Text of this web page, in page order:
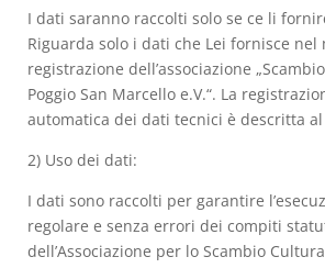
I dati saranno raccolti solo se ce li
Riguarda solo i dati che Lei fornisce nel
registrazione dell’associazione
Poggio San Marcello e.V.“. La
automatica dei dati tecnici è descritta
2) Uso dei dati:
I dati sono raccolti per garantire
regolare e senza errori dei compiti
dell’Associazione per lo Scambio